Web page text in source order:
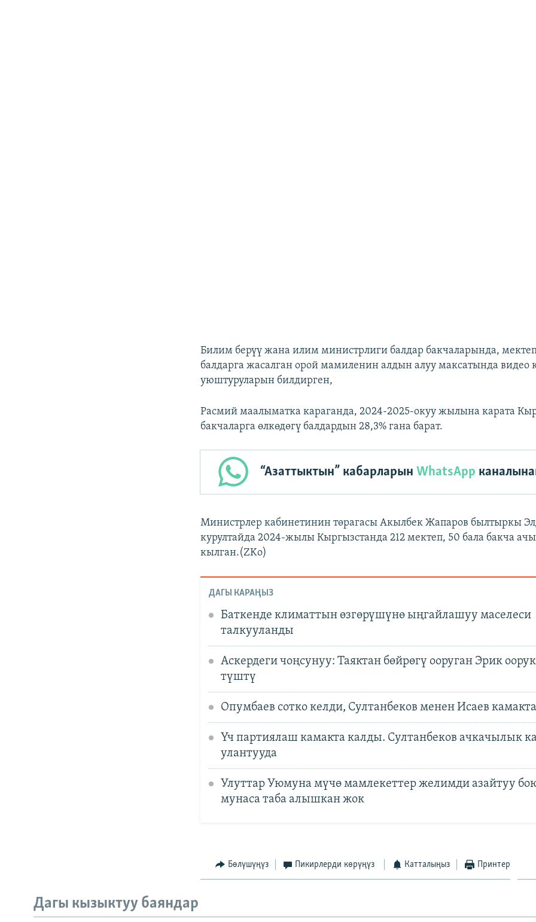
Билим берүү жана илим министрлиги балдар бакчаларында,
балдарга жасалган орой мамиленин алдын алуу максатында видео
уюштуруларын билдирген,
Расмий маалыматка караганда, 2024-2025-окуу жылына карата
бакчаларга өлкөдөгү балдардын 28,3% гана барат.
“Азаттыктын” кабарларынWhatsApp
Министрлер кабинетинин төрагасы Акылбек Жапаров былтыркы
курултайда 2024-жылы Кыргызстанда 212 мектеп, 50 бала бакча
кылган.(ZKo)
ДАГЫ КАРАҢЫЗ
Баткенде климаттын өзгөрүшүнө ыңгайлашуу маселеси
талкууланды
Аскердеги чоңсунуу: Таяктан бөйрөгү ооруган Эрик
түштү
Опумбаев сотко келди, Султанбеков менен Исаев
Үч партиялаш камакта калды. Султанбеков ачкачылык
улантууда
Улуттар Уюмуна мүчө мамлекеттер желимди азайтуу
мунаса таба алышкан жок
Бөлүшүңүз Пикирлерди көрүңүз Катталыңыз Принтер
Дагы кызыктуу баяндар